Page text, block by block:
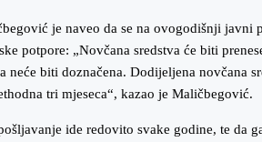
je naveo da se na ovogodišnji
potpore: „Novčana sredstva će biti
biti doznačena. Dodijeljena novčana
tri mjeseca“, kazao je Maličbegović.
ide redovito svake godine, te